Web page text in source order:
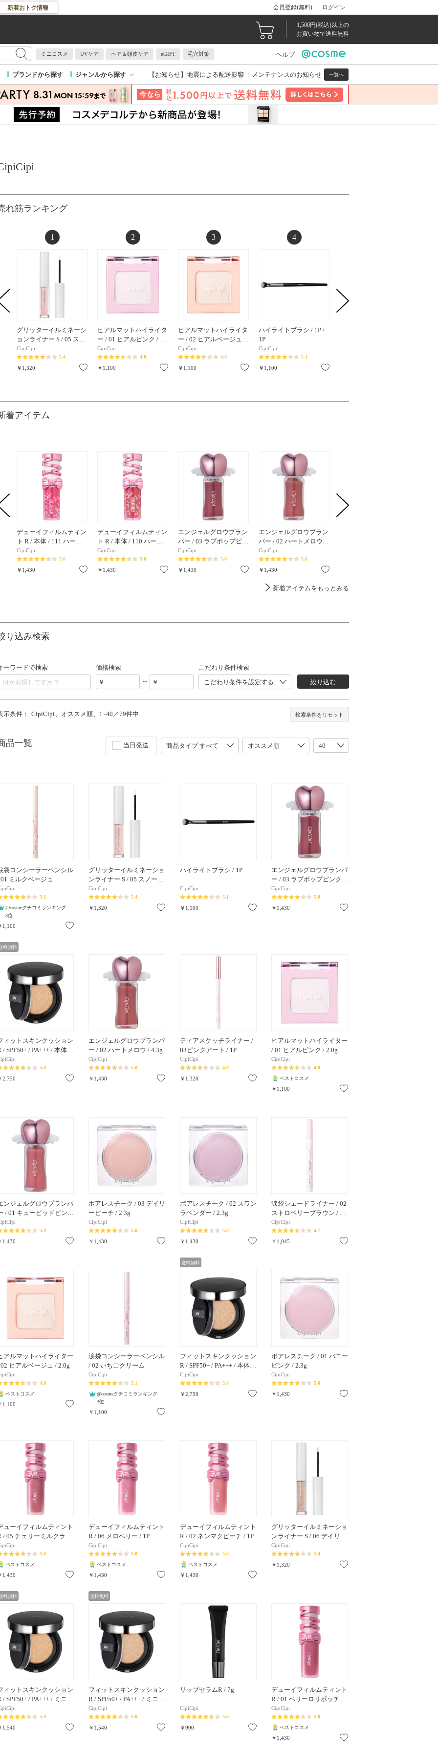
新着おトク情報 会員登録(無料) ログイン
1,500円(税込)以上の
お買い物で送料無料
ミニコスメ UVケア ヘア＆頭皮ケア eGIFT 毛穴対策 ヘルプ
ブランドから探す ジャンルから探す 【お知らせ】 地震による配送影響 メンテナンスのお知らせ 一覧へ
れ筋ランキング
1
グリッターイルミネーシ
ョンライナー S / 05 ス…
CipiCipi
5.4
￥1,320 お気に入り
2
ヒアルマットハイライタ
ー / 01 ヒアルピンク / …
CipiCipi
4.8
￥1,100 お気に入り
3
ヒアルマットハイライタ
ー / 02 ヒアルベージュ…
CipiCipi
4.8
￥1,100 お気に入り
4
ハイライトブラシ / 1P /
1P
CipiCipi
5.1
￥1,100
着アイテム
デューイフィルムティン
ト R / 本体 / 111 ハー…
CipiCipi
5.0
￥1,430 お気に入り
デューイフィルムティン
ト R / 本体 / 110 ハー…
CipiCipi
5.0
￥1,430 お気に入り
エンジェルグロウプラン
パー / 03 ラブポップピ…
CipiCipi
5.0
￥1,430 お気に入り
エンジェルグロウプラン
パー / 02 ハートメロウ…
CipiCipi
5.0
￥1,430
新着アイテムをもっとみる
り込み検索
ーワードで検索
価格検索
～
こだわり条件検索
こだわり条件を設定する
絞り込む
示条件： CipiCipi オススメ順 1~40／79件中 検索条件をリセット
品一覧 当日発送
袋コンシーラーペンシル
ミルクベージュ
5.1
@cosmeクチコミランキング
3位
1,100
グリッターイルミネーショ
ンライナー S / 05 スノー…
CipiCipi
5.4
￥1,320 お気に入り
ハイライトブラシ / 1P
CipiCipi
5.1
￥1,100 お気に入り
エンジェルグロウプランパ
ー / 03 ラブポップピンク…
CipiCipi
5.0
￥1,430
料無料
ィットスキンクッション
/ SPF50+ / PA+++ / 本体…
5.0
2,750 お気に入り
エンジェルグロウプランパ
ー / 02 ハートメロウ / 4.3g
CipiCipi
5.0
￥1,430 お気に入り
ティアスケッチライナー /
03ピンクアート / 1P
CipiCipi
4.9
￥1,320 お気に入り
ヒアルマットハイライター
/ 01 ヒアルピンク / 2.0g
CipiCipi
4.8
ベストコスメ
￥1,100
ンジェルグロウプランパ
/ 01 キューピッドピン…
5.0
1,430 お気に入り
ポアレスチーク / 03 デイリ
ーピーチ / 2.3g
CipiCipi
5.0
￥1,430 お気に入り
ポアレスチーク / 02 スワン
ラベンダー / 2.3g
CipiCipi
5.0
￥1,430 お気に入り
涙袋シェードライナー / 02
ストロベリーブラウン / …
CipiCipi
4.7
￥1,045
アルマットハイライター
ヒアルベージュ / 2.0g
4.8
ベストコスメ
1,100 お気に入り
涙袋コンシーラーペンシル
/ 02 いちごクリーム
CipiCipi
5.1
@cosmeクチコミランキング
3位
￥1,100
送料無料
フィットスキンクッション
R / SPF50+ / PA+++ / 本体…
CipiCipi
5.0
￥2,750 お気に入り
ポアレスチーク / 01 バニー
ピンク / 2.3g
CipiCipi
5.0
￥1,430
ューイフィルムティント
/ 05 チェリーミルクラ…
5.0
ベストコスメ
1,430 お気に入り
デューイフィルムティント
R / 06 メロベリー / 1P
CipiCipi
5.0
ベストコスメ
￥1,430 お気に入り
デューイフィルムティント
R / 02 ネンマクピーチ / 1P
CipiCipi
5.0
ベストコスメ
￥1,430
グリッターイルミネーショ
ンライナー S / 06 デイリ…
CipiCipi
5.4
￥1,320
料無料
ィットスキンクッション
/ SPF50+ / PA+++ / ミニ…
5.0
1,540 お気に入り
送料無料
フィットスキンクッション
R / SPF50+ / PA+++ / ミニ…
CipiCipi
5.0
￥1,540 お気に入り
リップセラムR / 7g
CipiCipi
5.6
￥990 お気に入り
デューイフィルムティント
R / 01 ベリーロリポッチ…
CipiCipi
5.0
ベストコスメ
￥1,430